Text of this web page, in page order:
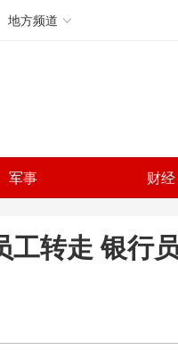
地方频道
军事 财经
转走 银行